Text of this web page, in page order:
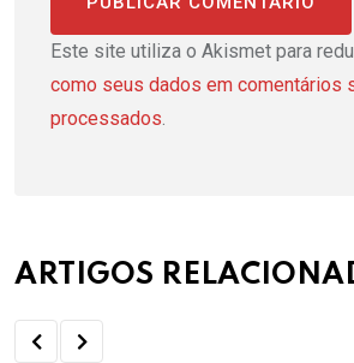
Este site utiliza o Akismet para
como seus dados em comentários
processados.
ARTIGOS